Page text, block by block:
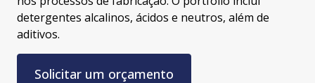
detergentes alcalinos, ácidos e neutros, além de
aditivos.
Solicitar um orçamento